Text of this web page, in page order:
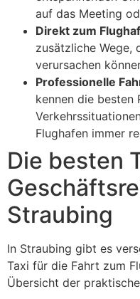
auf das Meeting
Direkt zum
zusätzliche Wege,
verursachen
Professionelle
kennen die besten
Flughafen immer
Die besten
Straubing
In Straubing gibt es
Taxi für die Fahrt zum
Übersicht der